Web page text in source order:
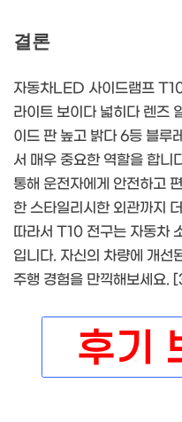
결론
자동차LED 사이드램프
라이트 보이다 넓히다 렌
이드 판 높고 밝다 6등 블루
서 매우 중요한 역할을 합니
통해 운전자에게 안전하고
한 스타일리시한 외관까지
따라서 T10 전구는 자동차
입니다. 자신의 차량에 개선
주행 경험을 만끽해보세요.